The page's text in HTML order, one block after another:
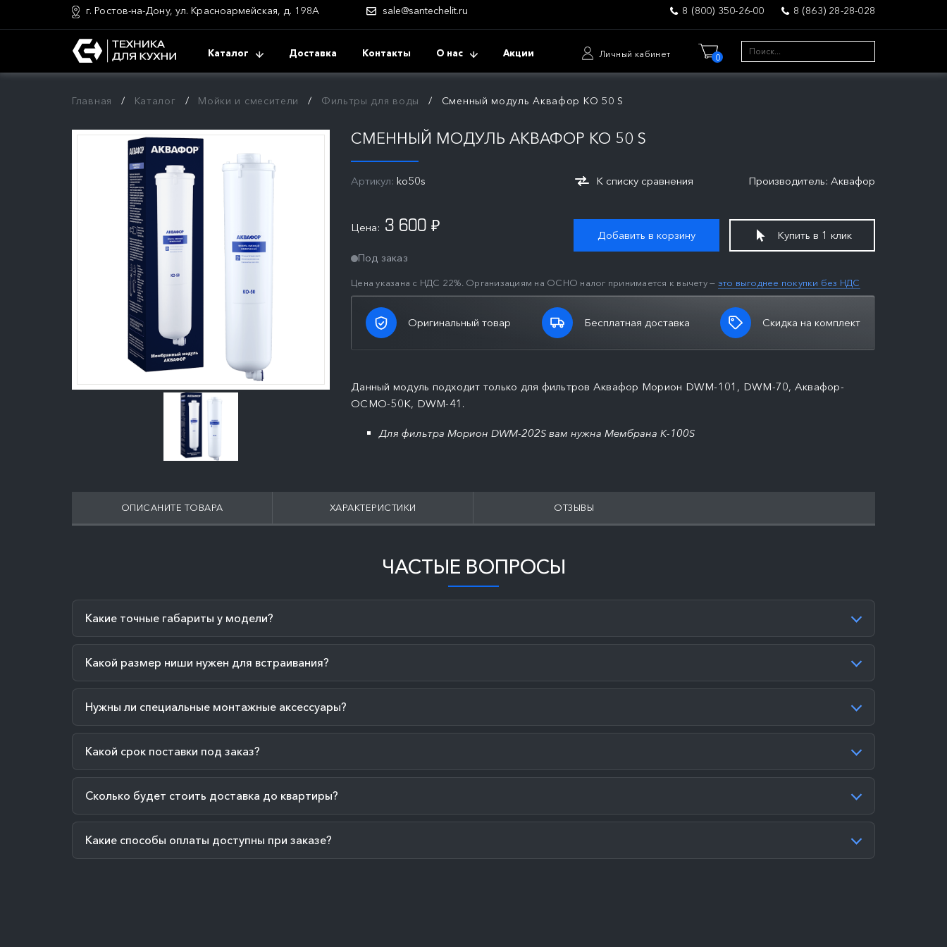
г. Ростов-на-Дону, ул. Красноармейская, д. 198А sale@santechelit.ru 8 (800) 350-26-00 8 (863) 28-28-028
Каталог Доставка Контакты О нас Акции Личный кабинет 0
Главная Каталог Мойки и смесители Фильтры для воды Сменный модуль Аквафор KO 50 S
СМЕННЫЙ МОДУЛЬ АКВАФОР KO 50 S
Артикул: ko50s К списку сравнения Производитель: Аквафор
Цена: 3 600 ₽
Под заказ
Цена указана с НДС 22%. Организациям на ОСНО налог принимается к вычету — это выгоднее покупки без НДС
Добавить в корзину Купить в 1 клик
Оригинальный товар Бесплатная доставка Скидка на комплект
Данный модуль подходит только для фильтров Аквафор Морион DWM-101, DWM-70, Аквафор-
ОСМО-50К, DWM-41.
Для фильтра Морион DWM-202S вам нужна Мембрана K-100S
ОПИСАНИТЕ ТОВАРА ХАРАКТЕРИСТИКИ ОТЗЫВЫ
ЧАСТЫЕ ВОПРОСЫ
Какие точные габариты у модели?
Какой размер ниши нужен для встраивания?
Нужны ли специальные монтажные аксессуары?
Какой срок поставки под заказ?
Сколько будет стоить доставка до квартиры?
Какие способы оплаты доступны при заказе?